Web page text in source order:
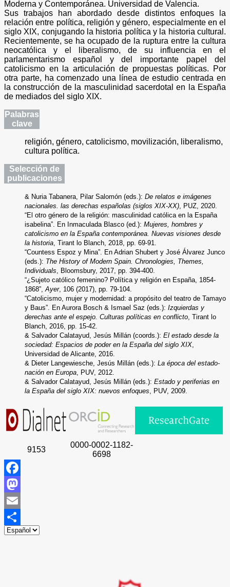
Moderna y Contemporánea. Universidad de Valencia.
Sus trabajos han abordado desde distintos enfoques la
relación entre política, religión y género, especialmente en el
siglo XIX, conjugando la historia política y la historia cultural.
Recientemente, se ha ocupado de la ruptura entre la cultura
neocatólica y el liberalismo, de su influencia en el
parlamentarismo español y del importante papel del
catolicismo en la articulación de propuestas políticas. Por
otra parte, ha comenzado una línea de estudio centrada en
la construcción de la masculinidad sacerdotal en la España
de mediados del siglo XIX.
Palabras
clave
religión, género, catolicismo, movilización, liberalismo,
cultura política.
Selección de
publicaciones
& Nuria Tabanera, Pilar Salomón (eds.): De relatos e imágenes
nacionales. las derechas españolas (siglos XIX-XX) , PUZ, 2020.
“El otro género de la religión: masculinidad católica en la España
isabelina”. En Inmaculada Blasco (ed.): Mujeres, hombres y
catolicismo en la España contemporánea. Nuevas visiones desde
la historia , Tirant lo Blanch, 2018, pp. 69-91.
“Countess Espoz y Mina”. En Adrian Shubert y José Álvarez Junco
(eds.): The History of Modern Spain. Chronologies, Themes,
Individuals , Bloomsbury, 2017, pp. 394-400.
“¿Sujeto católico femenino? Política y religión en España, 1854-
1868”, Ayer, 106 (2017), pp. 79-104.
“Catolicismo, mujer y modernidad: a propósito del teatro de Tamayo
y Baus”. En Aurora Bosch & Ismael Saz (eds.): Izquierdas y
derechas ante el espejo. Culturas políticas en conflicto , Tirant lo
Blanch, 2016, pp. 15-42.
& Salvador Calatayud, Jesús Millán (coords.): El estado desde la
sociedad: Espacios de poder en la España del siglo XIX
Universidad de Alicante, 2016.
& Dieter Langewiesche, Jesús Millán (eds.): La época del estado-
nación en Europa , PUV, 2012.
& Salvador Calatayud, Jesús Millán (eds.): Estado y periferias en
la España del siglo XIX: nuevos enfoques , PUV, 2009.
9153
0000-0002-1182-
6698
Facebook
Mastodon
Email
Compartir